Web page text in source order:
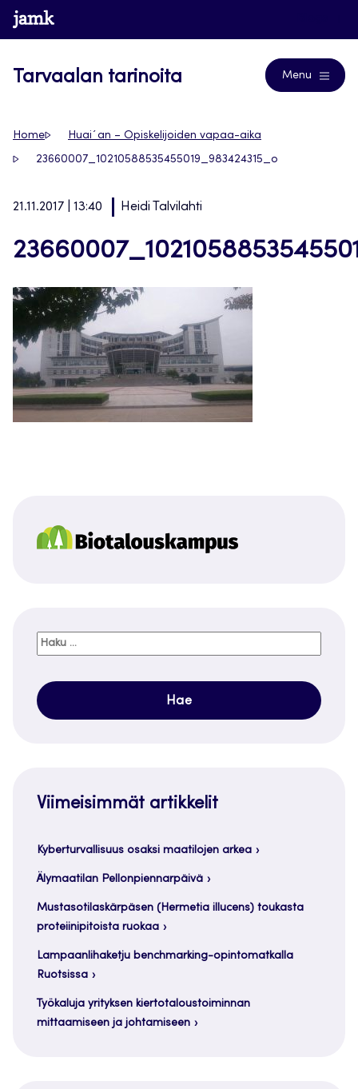
Siirry
suoraan
www.jamk.fi
Tarvaalan tarinoita Menu
Home Huai´an – Opiskelijoiden vapaa-aika
23660007_10210588535455019_983424315_o
21.11.2017 | 13:40 Heidi Talvilahti
Haku:
Viimeisimmät artikkelit
Kyberturvallisuus osaksi maatilojen arkea
Älymaatilan Pellonpiennarpäivä
Mustasotilaskärpäsen (Hermetia illucens) toukasta
proteiinipitoista ruokaa
Lampaanlihaketju benchmarking-opintomatkalla
Ruotsissa
Työkaluja yrityksen kiertotaloustoiminnan
mittaamiseen ja johtamiseen